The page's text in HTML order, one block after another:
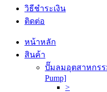
วิธีชำระเงิน
ติดต่อ
หน้าหลัก
สินค้า
ปั๊มลมอุตสาหกรร
Pump]
>